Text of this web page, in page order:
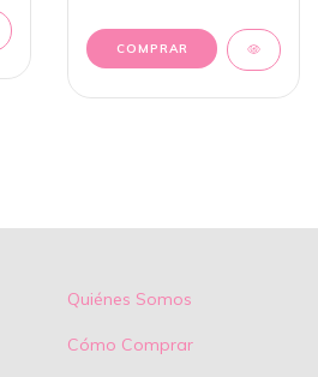
Quiénes Somos
Cómo Comprar